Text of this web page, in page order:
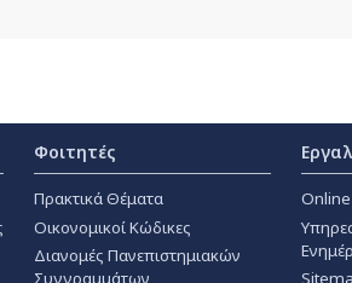
Φοιτητές
Πρακτικά Θέματα
Οικονομικοί Κώδικες
Διανομές Πανεπιστημιακών
Συγγραμμάτων